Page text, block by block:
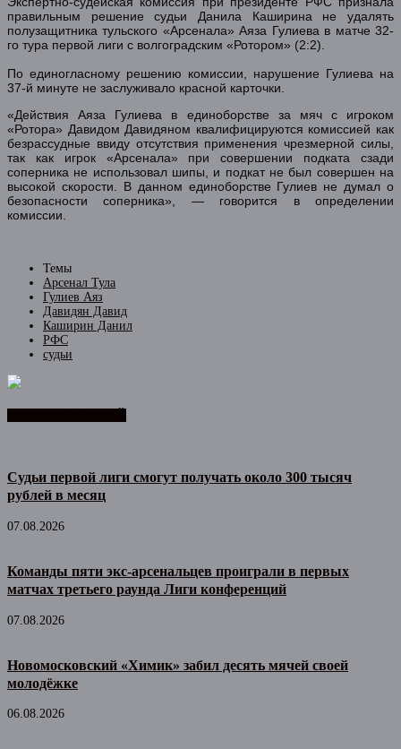
правильным решение судьи Данила Каширина не удалять
полузащитника тульского «Арсенала» Аяза Гулиева в матче 32-
го тура первой лиги с волгоградским «Ротором» (2:2).
По единогласному решению комиссии, нарушение Гулиева на
37-й минуте не заслуживало красной карточки.
«Действия Аяза Гулиева в единоборстве за мяч с игроком
«Ротора» Давидом Давидяном квалифицируются комиссией как
безрассудные ввиду отсутствия применения чрезмерной силы,
так как игрок «Арсенала» при совершении подката сзади
соперника не использовал шипы, и подкат не был совершен на
высокой скорости. В данном единоборстве Гулиев не думал о
безопасности соперника», — говорится в определении
комиссии.
Темы
Арсенал Тула
Гулиев Аяз
Давидян Давид
Каширин Данил
РФС
судьи
Судьи первой лиги смогут получать около 300 тысяч
рублей в месяц
07.08.2026
Команды пяти экс-арсенальцев проиграли в первых
матчах третьего раунда Лиги конференций
07.08.2026
Новомосковский «Химик» забил десять мячей своей
молодёжке
06.08.2026